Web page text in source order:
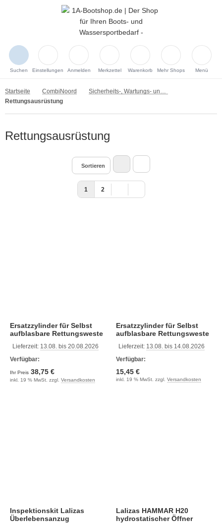
Suchen Einstellungen Anmelden Merkzettel Warenkorb Mehr Shops Menü
Startseite CombiNoord
Sicherheits-, Wartungs- und Reinigungsprodukte
Rettungsausrüstung
Rettungsausrüstung
Sortieren
1 2
Ersatzzylinder für Selbst
aufblasbare Rettungsweste
automatischer Aktivierung)
Lieferzeit: 13.08. bis 20.08.2026
Verfügbar:
Ihr Preis 38,75 €
inkl. 19 % MwSt. zzgl. Versandkosten
Ersatzzylinder für Selbst
aufblasbare Rettungsweste
Aktivierung)
Lieferzeit: 13.08. bis 14.08.2026
Verfügbar:
15,45 €
inkl. 19 % MwSt. zzgl. Versandkosten
Inspektionskit Lalizas
Überlebensanzug
Lalizas HAMMAR H20
hydrostatischer Öffner